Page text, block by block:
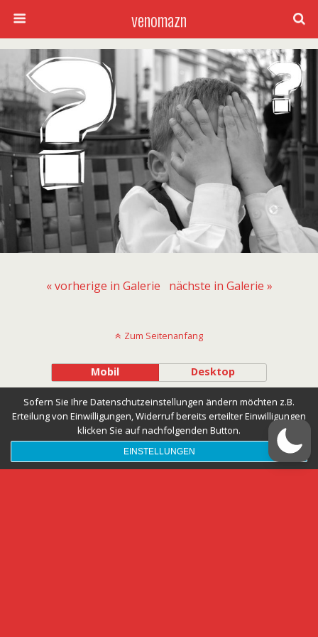
venomazn
« vorherige in Galerie nächste in Galerie »
Zum Seitenanfang
Mobil Desktop
Sofern Sie Ihre Datenschutzeinstellungen ändern möchten z.B.
Erteilung von Einwilligungen, Widerruf bereits erteilter Einwilligungen
klicken Sie auf nachfolgenden Button.
EINSTELLUNGEN